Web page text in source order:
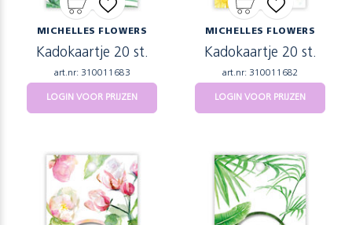
MICHELLES FLOWERS
Kadokaartje 20 st.
art.nr: 310011683
LOGIN VOOR PRIJZEN
MICHELLES FLOWERS
Kadokaartje 20 st.
art.nr: 310011682
LOGIN VOOR PRIJZEN